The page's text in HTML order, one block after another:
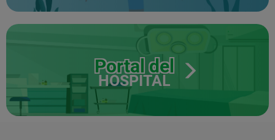
Portal del
HOSPITAL